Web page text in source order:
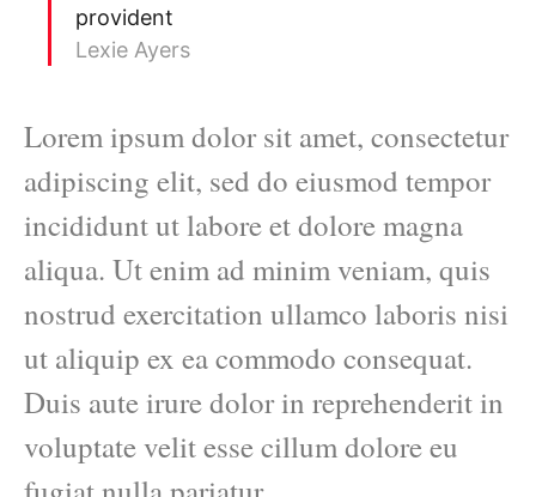
provident
Lexie Ayers
Lorem ipsum dolor sit amet, consectetur
adipiscing elit, sed do eiusmod tempor
incididunt ut labore et dolore magna
aliqua. Ut enim ad minim veniam, quis
nostrud exercitation ullamco laboris nisi
ut aliquip ex ea commodo consequat.
Duis aute irure dolor in reprehenderit in
voluptate velit esse cillum dolore eu